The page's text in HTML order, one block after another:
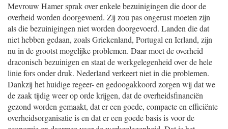
Mevrouw Hamer sprak over enkele bezuinigingen die door de
overheid worden doorgevoerd. Zij zou pas ongerust moeten zijn
als die bezuinigingen niet worden doorgevoerd. Landen die dat
niet hebben gedaan, zoals Griekenland, Portugal en Ierland, zijn
nu in de grootst mogelijke problemen. Daar moet de overheid
draconisch bezuinigen en staat de werkgelegenheid over de hele
linie fors onder druk. Nederland verkeert niet in die problemen.
Dankzij het huidige regeer- en gedoogakkoord zorgen wij dat we
de zaak tijdig weer op orde krijgen, dat de overheidsfinanciën
gezond worden gemaakt, dat er een goede, compacte en efficiënte
overheidsorganisatie is en dat er een goede basis is voor de